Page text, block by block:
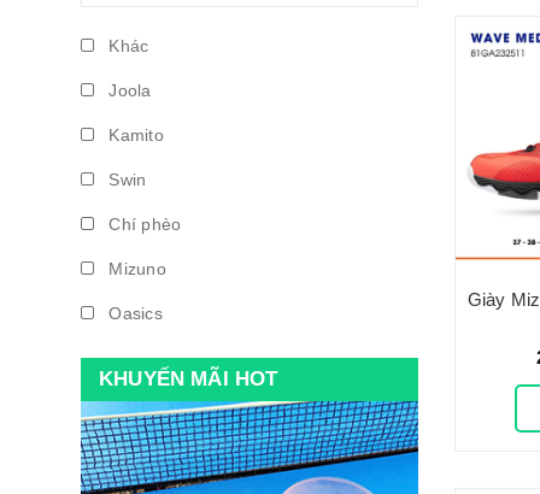
Khác
Joola
Kamito
Swin
Chí phèo
Mizuno
Oasics
KHUYẾN MÃI HOT